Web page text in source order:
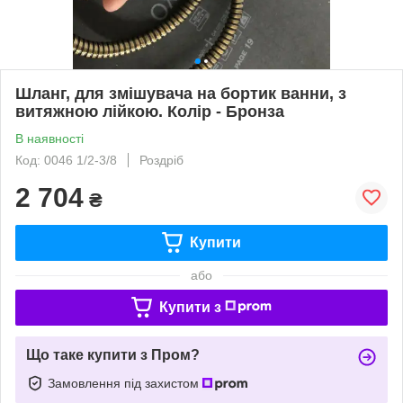
Шланг, для змішувача на бортик ванни, з
витяжною лійкою. Колір - Бронза
В наявності
Код: 0046 1/2-3/8
Роздріб
2 704 ₴
Купити
або
Купити з
Що таке купити з Пром?
Замовлення під захистом